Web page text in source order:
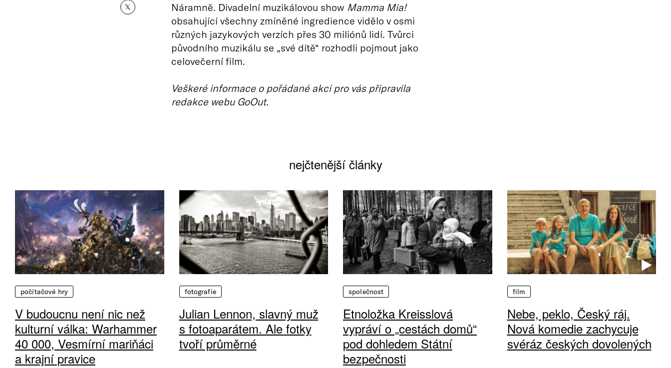
𝕏
Náramně. Divadelní muzikálovou show Mamma Mia!
obsahující všechny zmíněné ingredience vidělo v osmi
různých jazykových verzích přes 30 miliónů lidí. Tvůrci
původního muzikálu se „své dítě“ rozhodli pojmout jako
celovečerní film.
Veškeré informace o pořádané akci pro vás připravila
redakce webu GoOut.
nejčtenější články
počítačové hry
V budoucnu není nic než
kulturní válka: Warhammer
40 000, Vesmírní mariňáci
a krajní pravice
fotografie
Julian Lennon, slavný muž
s fotoaparátem. Ale fotky
tvoří průměrné
společnost
Etnoložka Kreisslová
vypráví o „cestách domů“
pod dohledem Státní
bezpečnosti
film
Nebe, peklo, Český ráj.
Nová komedie zachycuje
svéráz českých dovolených